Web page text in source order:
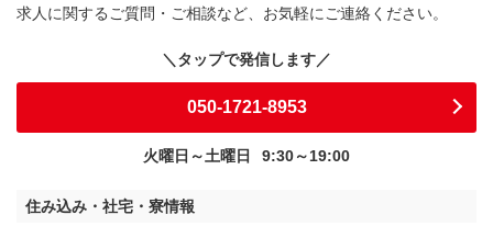
求人に関するご質問・ご相談など、お気軽にご連絡ください。
050-1721-8953
火曜日～土曜日 9:30～19:00
住み込み・社宅・寮情報